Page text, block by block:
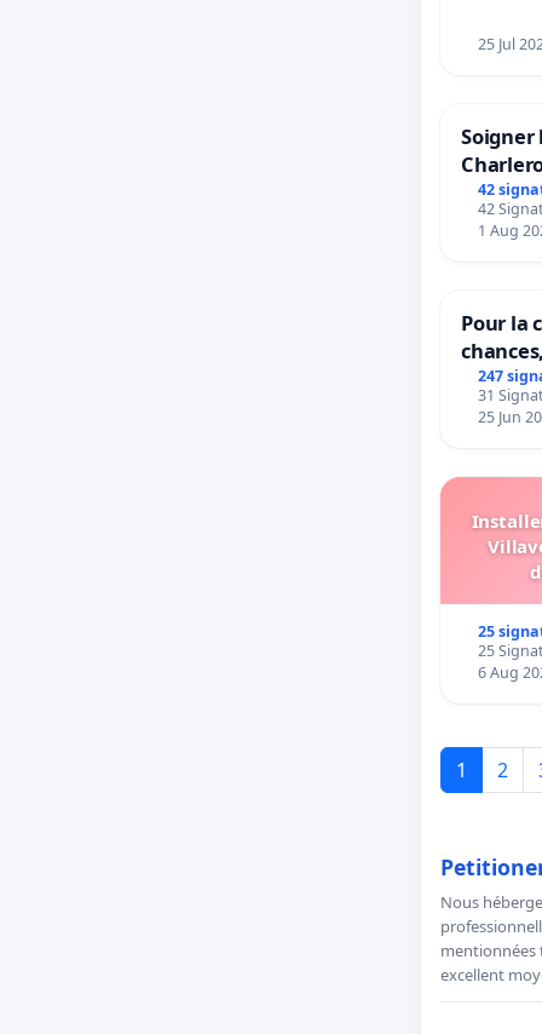
25 Jul
Soigner
42
42
1 Aug
Pour la
247
31
25 Jun
25
25
6 Aug
1 2
Nous
mentionnées
excellent